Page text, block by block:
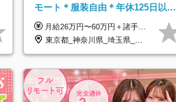
モート＊服装自由＊年休125日以上
＊残業なし＊月給26万円以上
月給26万円〜60万円＋諸手当＋インセンティブ（２種）＋賞与 ★Point 設立から9ヶ月で全社員2万円の昇給実績 ※成果はしっかりと還元いたします！ ★Point 100％年収UPでの待遇提示も可能！ ※経験者であれば、100％年収アップも実現可能です。 ※試用期間最大2ヶ月/月給22万円〜
東京都_神奈川県_埼玉県_千葉県_茨城県